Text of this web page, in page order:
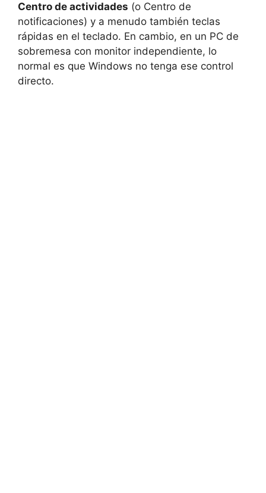
Centro de actividades (o Centro de
notificaciones) y a menudo también teclas
rápidas en el teclado. En cambio, en un PC de
sobremesa con monitor independiente, lo
normal es que Windows no tenga ese control
directo.